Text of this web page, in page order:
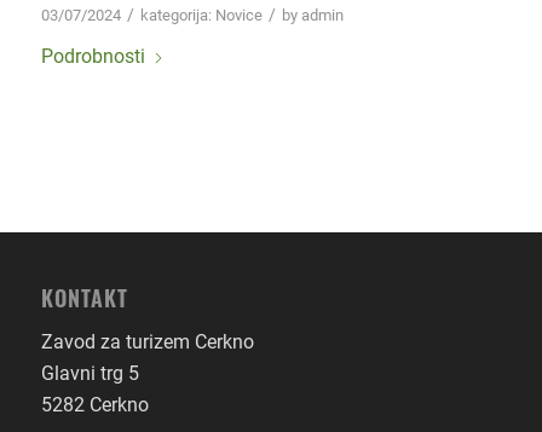
03/07/2024 / kategorija: Novice / by admin
Podrobnosti
KONTAKT
Zavod za turizem Cerkno
Glavni trg 5
5282 Cerkno